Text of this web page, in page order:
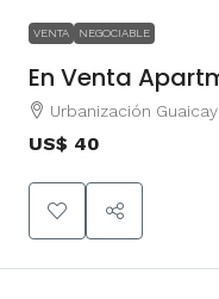
VENTA NEGOCIABLE
En Venta
Urbanización Guaicay
US$ 40